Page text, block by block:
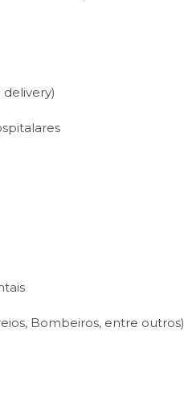
Bombeiros, entre outros)